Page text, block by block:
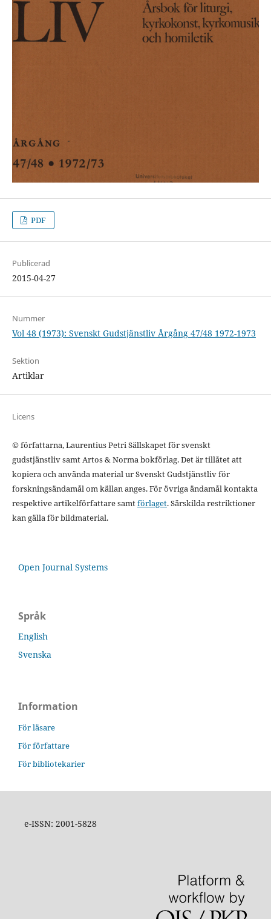
PDF
Publicerad
2015-04-27
Nummer
Vol 48 (1973): Svenskt Gudstjänstliv Årgång 47/48 1972-1973
Sektion
Artiklar
Licens
© författarna, Laurentius Petri Sällskapet för svenskt
gudstjänstliv samt Artos & Norma bokförlag. Det är tillåtet att
kopiera och använda material ur Svenskt Gudstjänstliv för
forskningsändamål om källan anges. För övriga ändamål kontakta
respektive artikelförfattare samtförlaget. Särskilda restriktioner
kan gälla för bildmaterial.
Open Journal Systems
Språk
English
Svenska
Information
För läsare
För författare
För bibliotekarier
e-ISSN: 2001-5828